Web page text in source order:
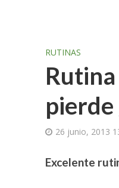
RUTINAS
pierde
26 junio, 2013
Excelente